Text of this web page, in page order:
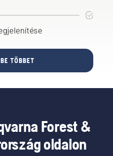
a
Nyomja
és
fordítsa
használjon
csavarhúzót.
TÖBBET
Forest &
oldalon